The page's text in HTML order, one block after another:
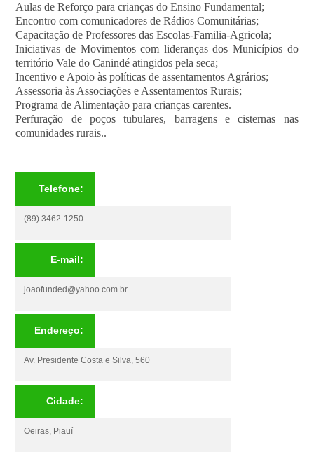
Aulas de Reforço para crianças do Ensino Fundamental;
Encontro com comunicadores de Rádios Comunitárias;
Capacitação de Professores das Escolas-Familia-Agricola;
Iniciativas de Movimentos com lideranças dos Municípios do
território Vale do Canindé atingidos pela seca;
Incentivo e Apoio às políticas de assentamentos Agrários;
Assessoria às Associações e Assentamentos Rurais;
Programa de Alimentação para crianças carentes.
Perfuração de poços tubulares, barragens e cisternas nas
comunidades rurais..
Telefone:
(89) 3462-1250
E-mail:
joaofunded@yahoo.com.br
Endereço:
Av. Presidente Costa e Silva, 560
Cidade:
Oeiras, Piauí